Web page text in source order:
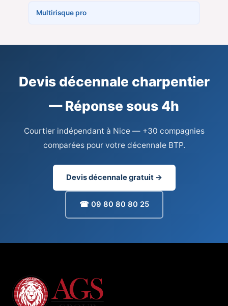
Multirisque pro
Devis décennale charpentier
— Réponse sous 4h
Courtier indépendant à Nice — +30 compagnies
comparées pour votre décennale BTP.
Devis décennale gratuit →
☎ 09 80 80 80 25